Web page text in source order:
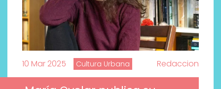
10 Mar 2025 Cultura Urbana Redaccion